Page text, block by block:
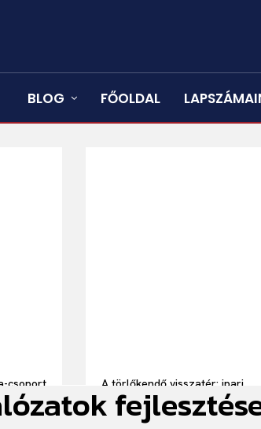
BLOG FŐOLDAL
csoport
A törlőkendő visszatér: ipari
törlőkendők teljes körű
szolgáltatással